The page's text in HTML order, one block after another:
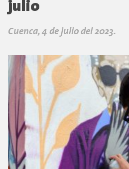
julio
Cuenca, 4 de julio del 2023.